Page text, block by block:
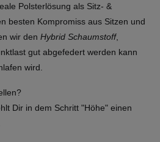
Polsterlösung als Sitz- &
besten Kompromiss aus Sitzen und
wir den Hybrid Schaumstoff,
gut abgefedert werden kann
wird.
Dir in dem Schritt "Höhe" einen